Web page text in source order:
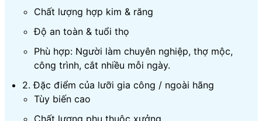
Chất lượng hợp kim & răng
Độ an toàn & tuổi thọ
Phù hợp: Người làm chuyên nghiệp, thợ mộc,
công trình, cắt nhiều mỗi ngày.
2. Đặc điểm của lưỡi gia công / ngoài hãng
Tùy biến cao
Chất lượng phụ thuộc xưởng